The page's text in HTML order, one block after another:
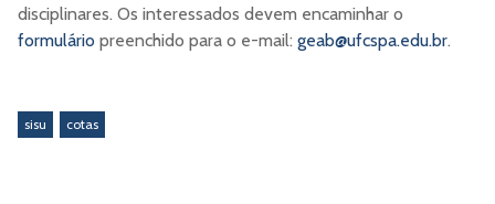
disciplinares. Os interessados devem encaminhar o
formulário preenchido para o e-mail: geab@ufcspa.edu.br.
sisu cotas